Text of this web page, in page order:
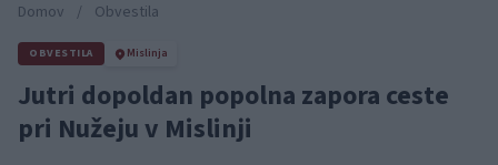
Domov / Obvestila
OBVESTILA Mislinja
Jutri dopoldan popolna zapora ceste
pri Nužeju v Mislinji